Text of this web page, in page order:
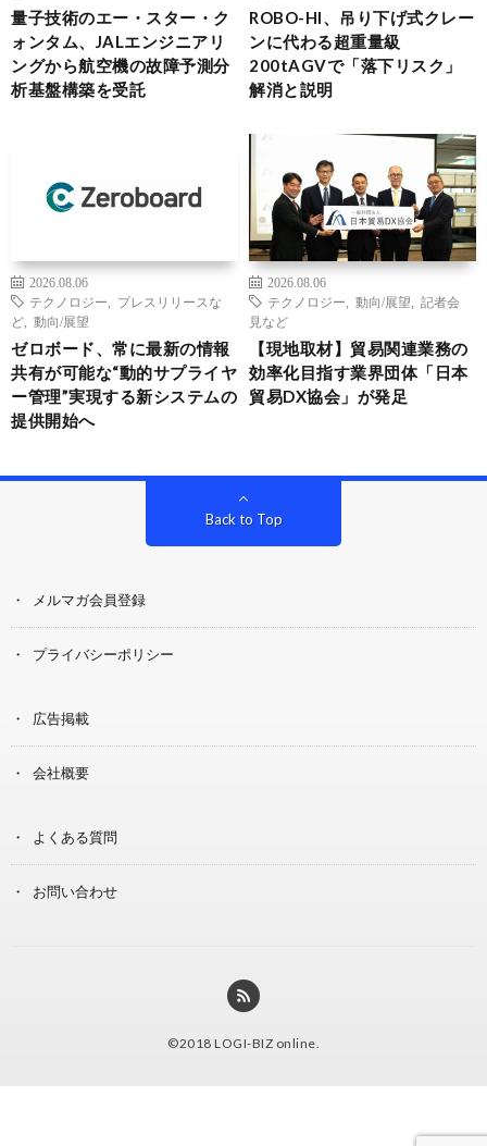
量子技術のエー・スター・ク
ォンタム、JALエンジニアリ
ングから航空機の故障予測分
析基盤構築を受託
ROBO-HI、吊り下げ式クレー
ンに代わる超重量級
200tAGVで「落下リスク」
解消と説明
2026.08.06
テクノロジー
プレスリリースな
ど
動向/展望
ゼロボード、常に最新の情報
共有が可能な“動的サプライヤ
ー管理”実現する新システムの
提供開始へ
2026.08.06
テクノロジー
動向/展望
記者会
見など
【現地取材】貿易関連業務の
効率化目指す業界団体「日本
貿易DX協会」が発足
Back to Top
メルマガ会員登録
プライバシーポリシー
広告掲載
会社概要
よくある質問
お問い合わせ
©2018 LOGI-BIZ online.